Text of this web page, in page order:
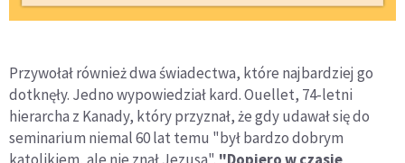
Przywołał również dwa świadectwa, które najbardziej go
dotknęły. Jedno wypowiedział kard. Ouellet, 74-letni
hierarcha z Kanady, który przyznał, że gdy udawał się do
seminarium niemal 60 lat temu "był bardzo dobrym